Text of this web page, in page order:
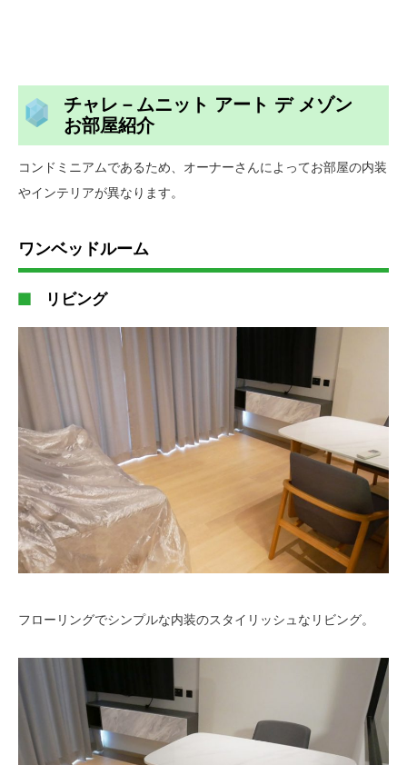
チャレ－ムニット アート デ メゾン
お部屋紹介
コンドミニアムであるため、オーナーさんによってお部屋の内装
やインテリアが異なります。
ワンベッドルーム
リビング
フローリングでシンプルな内装のスタイリッシュなリビング。